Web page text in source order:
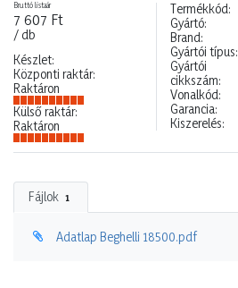
Bruttó listaár
7 607 Ft
/ db
Készlet:
Központi raktár:
Raktáron
Külső raktár:
Raktáron
Termékkód:
Gyártó:
Brand:
Gyártói típus:
Gyártói
cikkszám:
Vonalkód:
Garancia:
Kiszerelés:
Fájlok 1
Adatlap Beghelli 18500.pdf